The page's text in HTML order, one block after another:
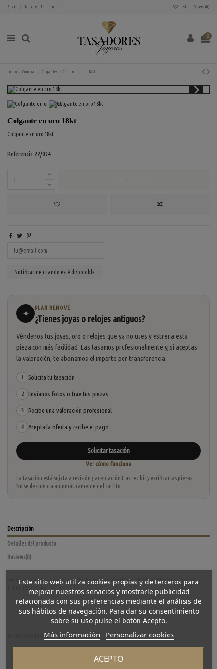
Envío Nota Legal Inicio Lista de Deseos (0)
0
Inicio Comprar Colgantes Colgante en oro 18kt
Colgante en oro 18kt
Colgante en oro 18kt
Referencia 22/094
✦
PLAN RENOVE
¿Tienes joyas o relojes antiguos?
Véndenos tus joyas, oro o relojes que ya no uses y estrena esta
pieza con más facilidad. Las tasamos profesionalmente y, si aceptas
la valoración, te abonamos el importe por transferencia.
1 Solicita tu tasación
2 Envíanos fotos o trae tus piezas
3 Recibe una valoración profesional
4 Acepta la oferta y recibe el pago
Solicitar tasación
Ver cómo funciona
La tasación está sujeta a revisión y aceptación tras recibir y verificar las piezas.
No se descuenta automáticamente del carrito.
Descripción
Detalles del producto
Reviews(0)
Precioso colgante en oro amarillo de primera ley. Un regalo ideal. Alto: 4cm. Ancho:
1.9cm. Peso: 4.6gr.
16 otros productos en la misma categoría:
Este sitio web utiliza cookies propias y de terceros para
mejorar nuestros servicios y mostrarle publicidad
relacionada con sus preferencias mediante el análisis de
sus hábitos de navegación. Para dar su consentimiento
sobre su uso pulse el botón Acepto.
Más información Personalizar cookies
ACEPTO